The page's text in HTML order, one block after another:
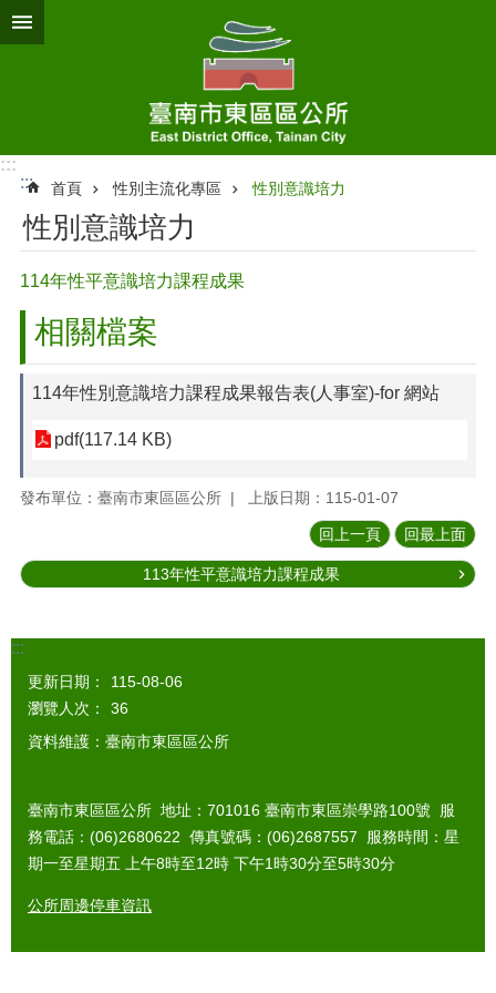
跳到主要內容區塊
:::
:::
首頁 性別主流化專區 性別意識培力
性別意識培力
114年性平意識培力課程成果
相關檔案
114年性別意識培力課程成果報告表(人事室)-for 網站
pdf(117.14 KB)
發布單位：臺南市東區區公所 上版日期：115-01-07
回上一頁 回最上面
113年性平意識培力課程成果
:::
更新日期：
115-08-06
瀏覽人次：
36
資料維護：臺南市東區區公所
臺南市東區區公所 地址：701016 臺南市東區崇學路100號 服
務電話：(06)2680622 傳真號碼：(06)2687557 服務時間：星
期一至星期五 上午8時至12時 下午1時30分至5時30分
公所周邊停車資訊